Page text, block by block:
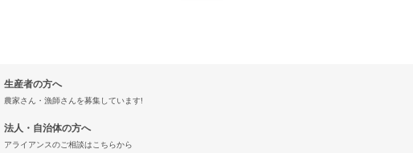
生産者の方へ
農家さん・漁師さんを募集しています!
法人・自治体の方へ
アライアンスのご相談はこちらから